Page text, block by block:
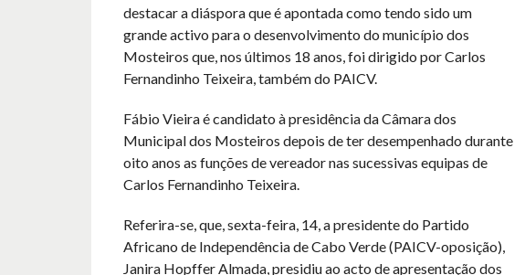
destacar a diáspora que é apontada como tendo sido um
grande activo para o desenvolvimento do município dos
Mosteiros que, nos últimos 18 anos, foi dirigido por Carlos
Fernandinho Teixeira, também do PAICV.
Fábio Vieira é candidato à presidência da Câmara dos
Municipal dos Mosteiros depois de ter desempenhado durante
oito anos as funções de vereador nas sucessivas equipas de
Carlos Fernandinho Teixeira.
Referira-se, que, sexta-feira, 14, a presidente do Partido
Africano de Independência de Cabo Verde (PAICV-oposição),
Janira Hopffer Almada, presidiu ao acto de apresentação dos